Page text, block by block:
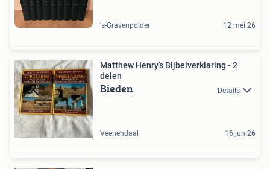
's-Gravenpolder 12 mei 26
Matthew Henry’s Bijbelverklaring - 2
delen
Bieden Details
Veenendaal 16 jun 26